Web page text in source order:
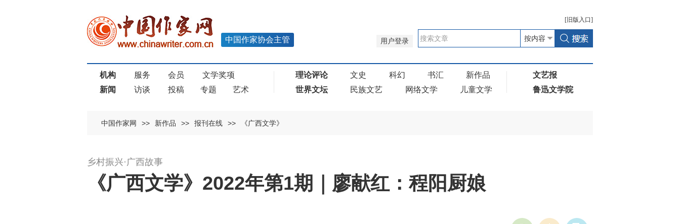
[ 旧版 入口]
用户登录
中国作家协会主管
机构 服务 会员
文学奖项
新闻
访谈 投稿 专题 艺术
理论评论 文史 科幻 书汇
新作品
世界文坛
民族文艺 网络文学 儿童文学
文艺报
鲁迅文学院
中国作家网 >> 新作品 >> 报刊在线 >> 《广西文学》
乡村振兴·广西故事
《广西文学》2022年第1期｜廖献红：程阳厨娘